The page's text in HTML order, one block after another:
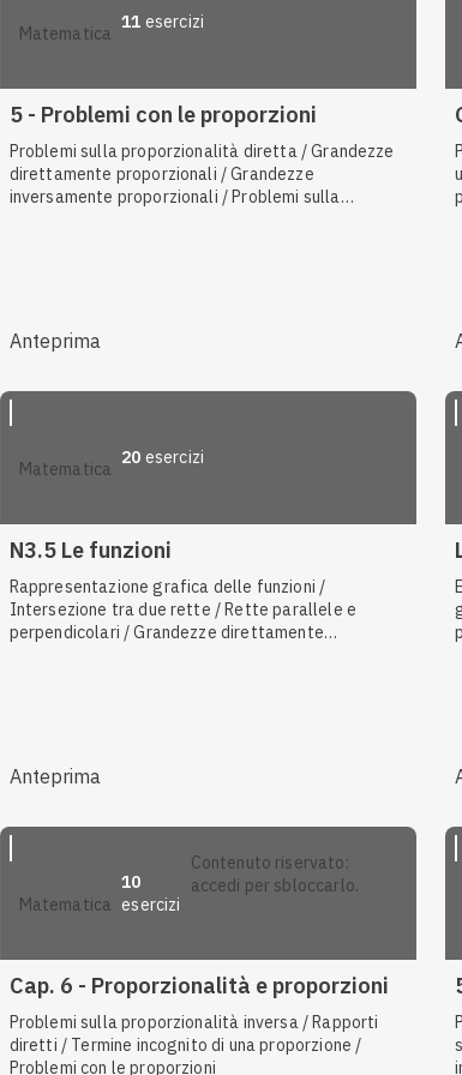
matematica
11 esercizi
5 - Problemi con le proporzioni
Problemi sulla proporzionalità diretta / Grandezze
direttamente proporzionali / Grandezze
inversamente proporzionali / Problemi sulla
Anteprima
matematica
20 esercizi
N3.5 Le funzioni
Rappresentazione grafica delle funzioni /
Intersezione tra due rette / Rette parallele e
perpendicolari / Grandezze direttamente
Anteprima
matematica
10
esercizi
contenuto riservato:
accedi per sbloccarlo.
Cap. 6 - Proporzionalità e proporzioni
Problemi sulla proporzionalità inversa / Rapporti
diretti / Termine incognito di una proporzione /
Problemi con le proporzioni